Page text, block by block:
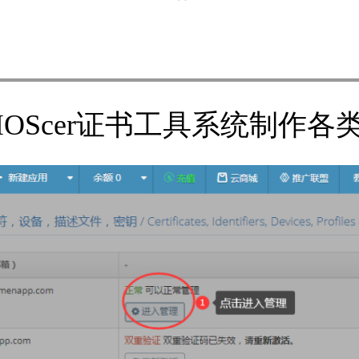
证书工具系统制作各